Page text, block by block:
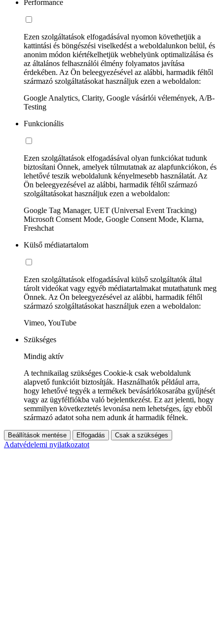
Performance
Ezen szolgáltatások elfogadásával nyomon követhetjük a
kattintási és böngészési viselkedést a weboldalunkon belül, és
anonim módon kiértékelhetjük webhelyünk optimalizálása és
az általános felhasználói élmény folyamatos javítása
érdekében. Az Ön beleegyezésével az alábbi, harmadik féltől
származó szolgáltatásokat használjuk ezen a weboldalon:
Google Analytics, Clarity, Google vásárlói vélemények, A/B-
Testing
Funkcionális
Ezen szolgáltatások elfogadásával olyan funkciókat tudunk
biztosítani Önnek, amelyek túlmutatnak az alapfunkciókon, és
lehetővé teszik weboldalunk kényelmesebb használatát. Az
Ön beleegyezésével az alábbi, harmadik féltől származó
szolgáltatásokat használjuk ezen a weboldalon:
Google Tag Manager, UET (Universal Event Tracking)
Microsoft Consent Mode, Google Consent Mode, Klarna,
Freshchat
Külső médiatartalom
Ezen szolgáltatások elfogadásával külső szolgáltatók által
tárolt videókat vagy egyéb médiatartalmakat mutathatunk meg
Önnek. Az Ön beleegyezésével az alábbi, harmadik féltől
származó szolgáltatásokat használjuk ezen a weboldalon:
Vimeo, YouTube
Szükséges
Mindig aktív
A technikailag szükséges Cookie-k csak weboldalunk
alapvető funkcióit biztosítják. Használhatók például arra,
hogy lehetővé tegyék a termékek bevásárlókosarába gyűjtését
vagy az ügyfélfiókba való bejelentkezést. Ez azt jelenti, hogy
semmilyen következtetés levonása nem lehetséges, így ebből
származó adatot soha nem adunk át harmadik félnek.
Beállítások mentése Elfogadás Csak a szükséges
Adatvédelemi nyilatkozatot